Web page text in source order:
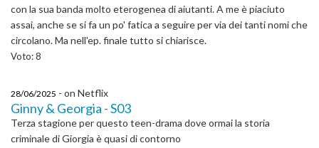
con la sua banda molto eterogenea di aiutanti. A me è piaciuto
assai, anche se si fa un po' fatica a seguire per via dei tanti nomi che
circolano. Ma nell'ep. finale tutto si chiarisce.
Voto: 8
28/06/2025 - on Netflix
Ginny & Georgia - S03
Terza stagione per questo teen-drama dove ormai la storia
criminale di Giorgia è quasi di contorno